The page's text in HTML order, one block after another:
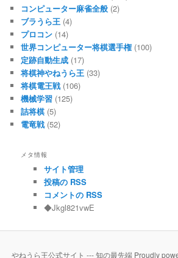
コンピューター麻雀全般 (2)
ブラうら王 (4)
プロコン (14)
世界コンピューター将棋選手権(100)
定跡自動生成 (17)
将棋神やねうら王 (33)
将棋電王戦 (106)
機械学習 (125)
詰将棋 (5)
電竜戦 (52)
メタ情報
サイト管理
投稿の RSS
コメントの RSS
◆Jkgl821vwE
やねうら王公式サイト --- 知の最先端 Proudly